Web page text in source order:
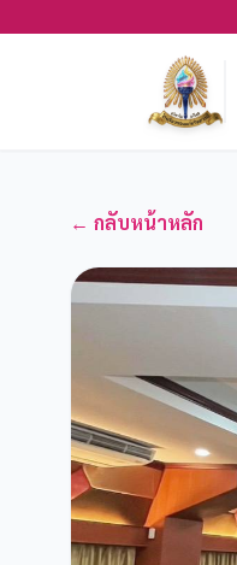
← กลับหน้าหลัก